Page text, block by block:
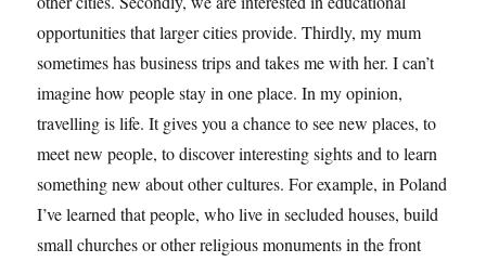
opportunities that larger cities provide. Thirdly, my mum
sometimes has business trips and takes me with her. I can’t
imagine how people stay in one place. In my opinion,
travelling is life. It gives you a chance to see new places, to
meet new people, to discover interesting sights and to learn
something new about other cultures. For example, in Poland
I’ve learned that people, who live in secluded houses, build
small churches or other religious monuments in the front